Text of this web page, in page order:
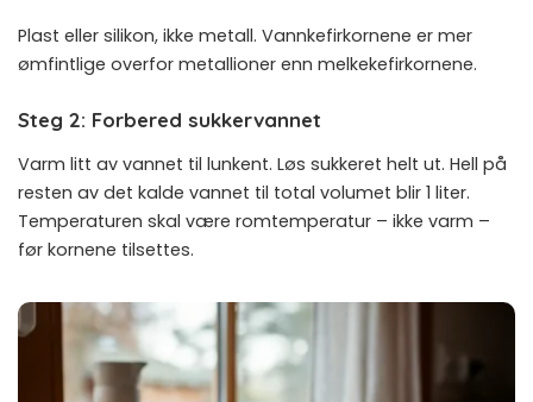
Plast eller silikon, ikke metall. Vannkefirkornene er mer
ømfintlige overfor metallioner enn melkekefirkornene.
Steg 2: Forbered sukkervannet
Varm litt av vannet til lunkent. Løs sukkeret helt ut. Hell på
resten av det kalde vannet til total volumet blir 1 liter.
Temperaturen skal være romtemperatur – ikke varm –
før kornene tilsettes.